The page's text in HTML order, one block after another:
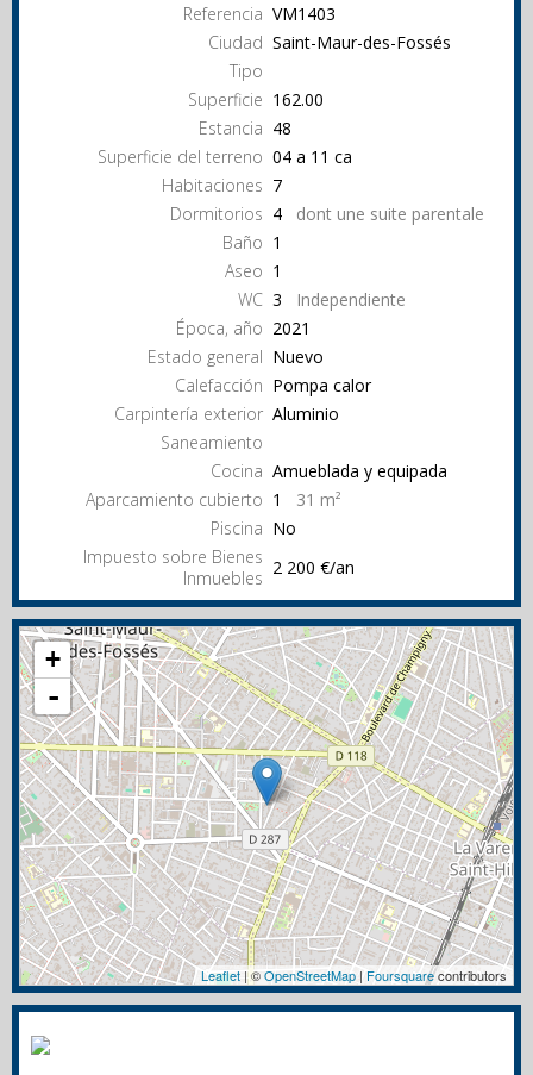
Referencia VM1403
Ciudad Saint-Maur-des-Fossés
Tipo
Superficie 162.00
Estancia 48
Superficie del terreno 04 a 11 ca
Habitaciones 7
Dormitorios 4 dont une suite parentale
Baño 1
Aseo 1
WC 3
Independiente
Época, año 2021
Estado general Nuevo
Calefacción Pompa calor
Carpintería exterior Aluminio
Saneamiento
Cocina Amueblada y equipada
Aparcamiento cubierto 1 31 m²
Piscina No
Impuesto sobre Bienes
Inmuebles 2 200 €/an
+
-
Leaflet | ©OpenStreetMap| Foursquarecontributors